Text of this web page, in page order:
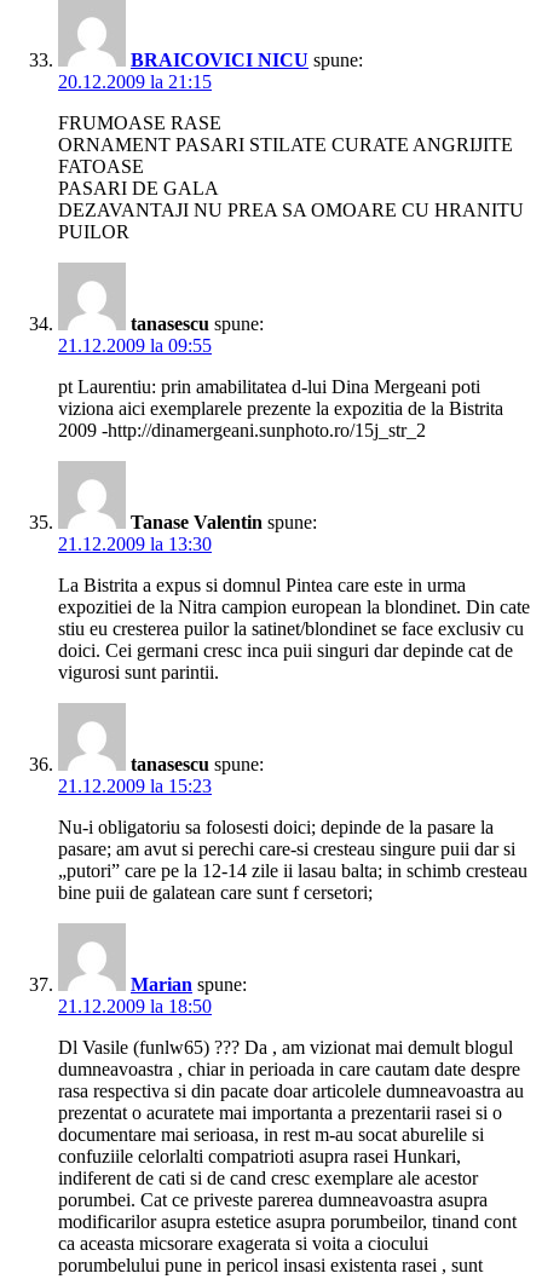
BRAICOVICI NICU spune:
20.12.2009 la 21:15
FRUMOASE RASE
ORNAMENT PASARI STILATE CURATE ANGRIJITE
FATOASE
PASARI DE GALA
DEZAVANTAJI NU PREA SA OMOARE CU HRANITU
PUILOR
tanasescu spune:
21.12.2009 la 09:55
pt Laurentiu: prin amabilitatea d-lui Dina Mergeani poti
viziona aici exemplarele prezente la expozitia de la Bistrita
2009 -http://dinamergeani.sunphoto.ro/15j_str_2
Tanase Valentin spune:
21.12.2009 la 13:30
La Bistrita a expus si domnul Pintea care este in urma
expozitiei de la Nitra campion european la blondinet. Din cate
stiu eu cresterea puilor la satinet/blondinet se face exclusiv cu
doici. Cei germani cresc inca puii singuri dar depinde cat de
vigurosi sunt parintii.
tanasescu spune:
21.12.2009 la 15:23
Nu-i obligatoriu sa folosesti doici; depinde de la pasare la
pasare; am avut si perechi care-si cresteau singure puii dar si
„putori” care pe la 12-14 zile ii lasau balta; in schimb cresteau
bine puii de galatean care sunt f cersetori;
Marian spune:
21.12.2009 la 18:50
Dl Vasile (funlw65) ??? Da , am vizionat mai demult blogul
dumneavoastra , chiar in perioada in care cautam date despre
rasa respectiva si din pacate doar articolele dumneavoastra au
prezentat o acuratete mai importanta a prezentarii rasei si o
documentare mai serioasa, in rest m-au socat aburelile si
confuziile celorlalti compatrioti asupra rasei Hunkari,
indiferent de cati si de cand cresc exemplare ale acestor
porumbei. Cat ce priveste parerea dumneavoastra asupra
modificarilor asupra estetice asupra porumbeilor, tinand cont
ca aceasta micsorare exagerata si voita a ciocului
porumbelului pune in pericol insasi existenta rasei , sunt